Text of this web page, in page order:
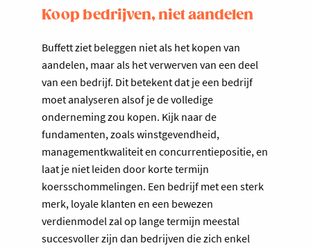
Koop bedrijven, niet aandelen
Buffett ziet beleggen niet als het kopen van
aandelen, maar als het verwerven van een deel
van een bedrijf. Dit betekent dat je een bedrijf
moet analyseren alsof je de volledige
onderneming zou kopen. Kijk naar de
fundamenten, zoals winstgevendheid,
managementkwaliteit en concurrentiepositie, en
laat je niet leiden door korte termijn
koersschommelingen. Een bedrijf met een sterk
merk, loyale klanten en een bewezen
verdienmodel zal op lange termijn meestal
succesvoller zijn dan bedrijven die zich enkel